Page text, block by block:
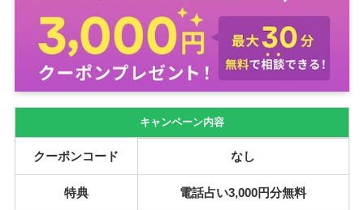
キャンペーン内容
クーポンコード なし
特典 電話占い3,000円分無料